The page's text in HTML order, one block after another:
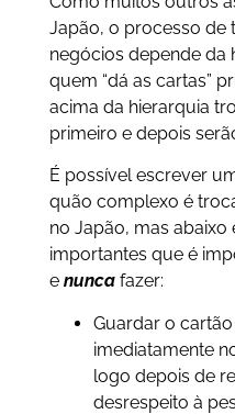
Japão, o processo de
negócios depende da
quem “dá as cartas”
acima da hierarquia
primeiro e depois
É possível escrever
quão complexo é
no Japão, mas
importantes que é
e nunca fazer:
Guardar o
imediatamente
logo depois de
desrespeito à